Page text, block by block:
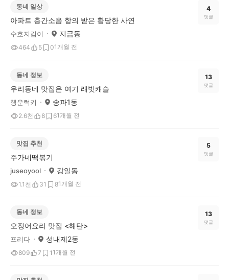
동네 일상
아파트 층간소음 항의 받은 황당한 사연
수호지킴이 지금동
464 5 01개월 전
4
댓글
동네 정보
우리동네 맛집은 여기 래빗캐슬
행운럭키 송파1동
2.6천 8 61개월 전
13
댓글
맛집 추천
주가네떡볶기
juseoyool 강일동
1.1천 31 81개월 전
5
댓글
동네 정보
오징어요리 맛집 <해탄>
프리다 성내제2동
809 7 1 1개월 전
13
댓글